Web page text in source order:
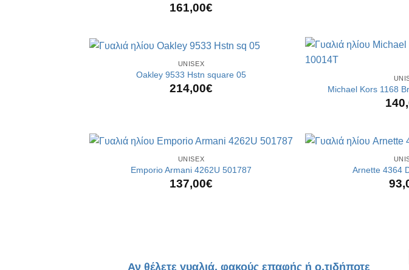
161,00€
+
UNISEX
Oakley 9533 Hstn square 05
214,00€
+
Michael Kors 1168
+
UNISEX
Emporio Armani 4262U 501787
137,00€
+
Arnette 4364
Αν θέλετε γυαλιά, φακούς επαφής ή ο,τιδήποτε